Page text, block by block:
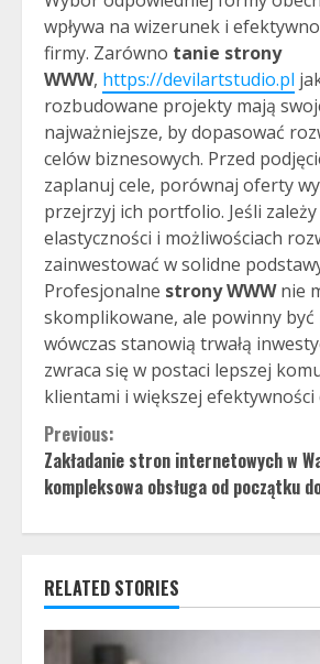
wpływa na wizerunek i
firmy. Zarówno tanie strony
WWW, https://devilartstudio.pl
rozbudowane projekty mają
najważniejsze, by dopasować
celów biznesowych. Przed
zaplanuj cele, porównaj oferty
przejrzyj ich portfolio. Jeśli zależy
elastyczności i możliwościach
zainwestować w solidne
Profesjonalne strony WWWnie
skomplikowane, ale powinny
wówczas stanowią trwałą
zwraca się w postaci lepszej
klientami i większej efektywności
Continue
Reading
Previous:
Zakładanie stron internetowych w
kompleksowa obsługa od początku
RELATED STORIES